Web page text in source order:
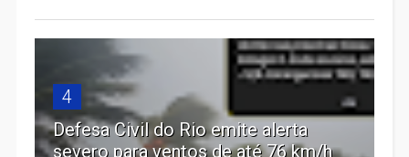
4
Defesa Civil do Rio emite alerta
severo para ventos de até 76 km/h